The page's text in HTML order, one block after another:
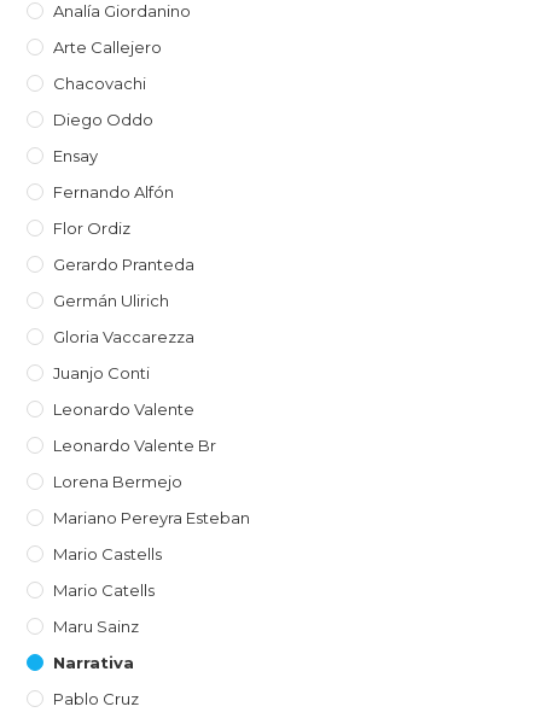
Analía Giordanino
Arte Callejero
Chacovachi
Diego Oddo
Ensay
Fernando Alfón
Flor Ordiz
Gerardo Pranteda
Germán Ulirich
Gloria Vaccarezza
Juanjo Conti
Leonardo Valente
Leonardo Valente Br
Lorena Bermejo
Mariano Pereyra Esteban
Mario Castells
Mario Catells
Maru Sainz
Narrativa
Pablo Cruz